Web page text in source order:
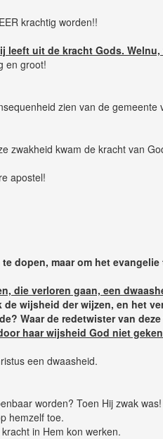
krachtig worden!!
uit de kracht Gods.
en groot!
zien van de
zwakheid kwam de kracht van
apostel!
dopen, maar om het
die verloren gaan, een
de wijsheid der wijzen, en het
Waar de redetwister van
haar wijsheid God niet
een dwaasheid.
worden? Toen Hij zwak was!
hemzelf toe.
in Hem kon werken.